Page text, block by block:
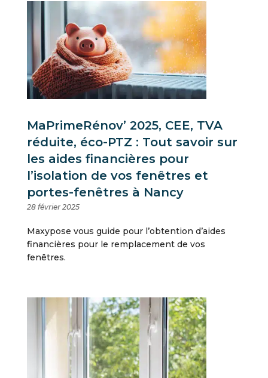
MaPrimeRénov’ 2025, CEE, TVA
réduite, éco-PTZ : Tout savoir sur
les aides financières pour
l’isolation de vos fenêtres et
portes-fenêtres à Nancy
28 février 2025
Maxypose vous guide pour l’obtention d’aides
financières pour le remplacement de vos
fenêtres.